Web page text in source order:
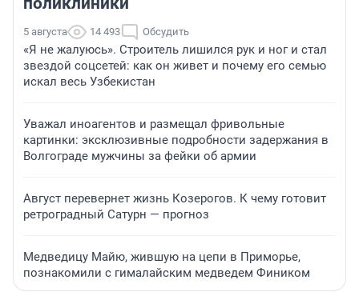
5 августа 14 493 Обсудить
«Я не жалуюсь». Строитель лишился рук и ног и стал
звездой соцсетей: как он живет и почему его семью
искал весь Узбекистан
Уважал иноагентов и размещал фривольные
картинки: эксклюзивные подробности задержания в
Волгограде мужчины за фейки об армии
Август перевернет жизнь Козерогов. К чему готовит
ретроградный Сатурн — прогноз
Медведицу Майю, жившую на цепи в Приморье,
познакомили с гималайским медведем Фиником